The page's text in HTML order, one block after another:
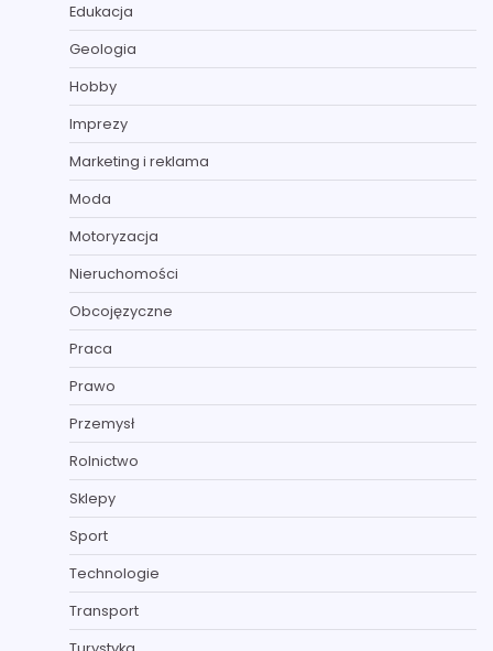
Edukacja
Geologia
Hobby
Imprezy
Marketing i reklama
Moda
Motoryzacja
Nieruchomości
Obcojęzyczne
Praca
Prawo
Przemysł
Rolnictwo
Sklepy
Sport
Technologie
Transport